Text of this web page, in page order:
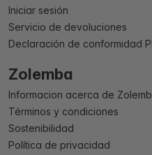
Iniciar sesión
Servicio de devoluciones
Declaración de conformidad
Zolemba
Informacion acerca de
Términos y condiciones
Sostenibilidad
Política de privacidad